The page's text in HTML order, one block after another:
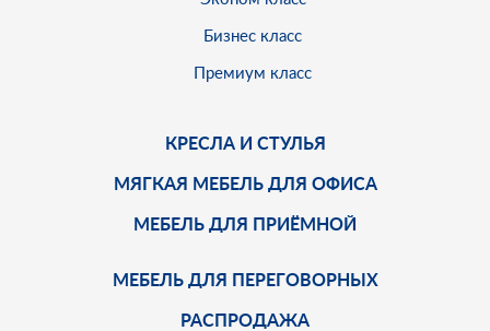
Бизнес класс
Премиум класс
КРЕСЛА И СТУЛЬЯ
МЯГКАЯ МЕБЕЛЬ ДЛЯ ОФИСА
МЕБЕЛЬ ДЛЯ ПРИЁМНОЙ
МЕБЕЛЬ ДЛЯ ПЕРЕГОВОРНЫХ
РАСПРОДАЖА